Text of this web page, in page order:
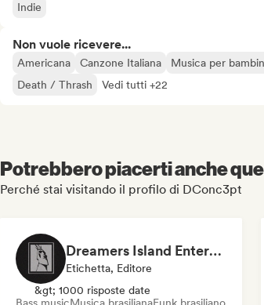
Indie
Non vuole ricevere...
Americana Canzone Italiana Musica per
Death / Thrash
Vedi tutti +22
Potrebbero piacerti anche
Perché stai visitando il profilo di DConc3pt
Dreamers Island Entertainment
Etichetta, Editore
&gt; 1000 risposte date